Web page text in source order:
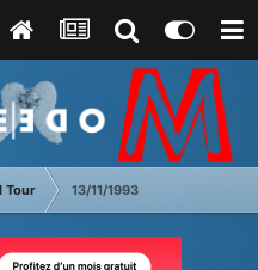
Tour 13/11/1993